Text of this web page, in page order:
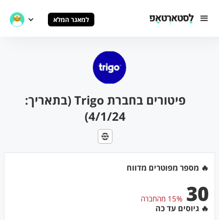
למאגר המלא
פיטורים בחברת Trigo (בתאריך:
4/1/24)
🔥 מספר מפוטרים מדווח
30 15% מהחברה
🔥 גיוסים עד כה